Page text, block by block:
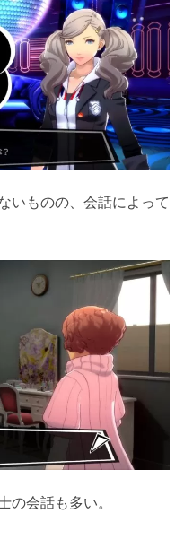
いものの、会話によって
の会話も多い。